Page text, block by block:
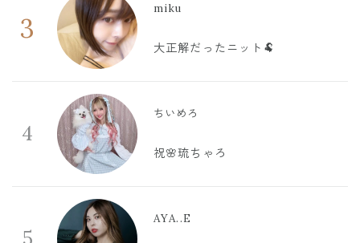
3
miku
大正解だったニット🐏
4
ちいめろ
祝🌸琉ちゃろ
AYA..E